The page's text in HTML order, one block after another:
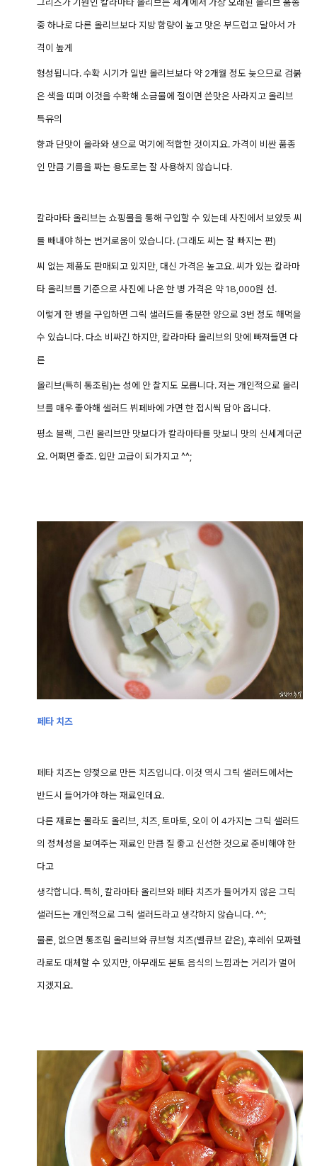
중 하나로 다른 올리브보다 지방 함량이 높고 맛은 부드럽고 달아서 가
격이 높게
형성됩니다.수확 시기가 일반 올리브보다 약 2개월 정도 늦으므로 검붉
은 색을 띠며 이것을 수확해 소금물에 절이면 쓴맛은 사라지고 올리브
특유의
향과 단맛이 올라와 생으로 먹기에 적합한 것이지요. 가격이 비싼 품종
인 만큼 기름을 짜는 용도로는 잘 사용하지 않습니다.
칼라마타 올리브는 쇼핑몰을 통해 구입할 수 있는데 사진에서 보았듯 씨
를 빼내야 하는 번거로움이 있습니다. (그래도 씨는 잘 빠지는 편)
씨 없는 제품도 판매되고 있지만, 대신 가격은 높고요.씨가 있는 칼라마
타 올리브를 기준으로 사진에 나온 한 병 가격은 약 18,000원 선.
이렇게 한 병을 구입하면 그릭 샐러드를 충분한 양으로 3번 정도 해먹을
수 있습니다. 다소 비싸긴 하지만, 칼라마타 올리브의 맛에 빠져들면 다
른
올리브(특히 통조림)는 성에 안 찰지도 모릅니다. 저는 개인적으로 올리
브를 매우 좋아해 샐러드 뷔페바에 가면 한 접시씩 담아 옵니다.
평소 블랙, 그린 올리브만 맛보다가 칼라마타를 맛보니 맛의 신세계더군
요. 어쩌면 좋죠. 입만 고급이 되가지고 ^^;
페타 치즈
페타 치즈는 양젖으로 만든 치즈입니다. 이것 역시 그릭 샐러드에서는
반드시 들어가야 하는 재료인데요.
다른 재료는 몰라도 올리브, 치즈, 토마토, 오이 이 4가지는 그릭 샐러드
의 정체성을 보여주는 재료인 만큼 질 좋고 신선한 것으로 준비해야 한
다고
생각합니다. 특히, 칼라마타 올리브와 페타 치즈가 들어가지 않은 그릭
샐러드는 개인적으로 그릭 샐러드라고 생각하지 않습니다. ^^;
물론, 없으면 통조림 올리브와 큐브형 치즈(벨큐브 같은), 후레쉬 모짜렐
라로도 대체할 수 있지만 , 아무래도 본토 음식의 느낌과는 거리가 멀어
지겠지요.